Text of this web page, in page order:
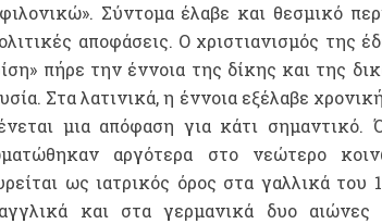
Σύντομα έλαβε και θεσμικό
αποφάσεις. Ο χριστιανισμός της
πήρε την έννοια της δίκης και της
Στα λατινικά, η έννοια εξέλαβε
μια απόφαση για κάτι σημαντικό.
αργότερα στο νεώτερο
ως ιατρικός όρος στα γαλλικά του
και στα γερμανικά δυο αιώνες